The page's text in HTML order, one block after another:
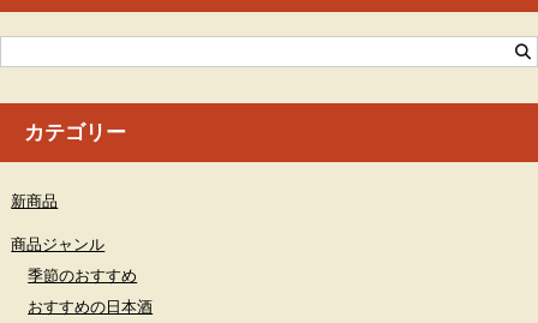
カテゴリー
新商品
商品ジャンル
季節のおすすめ
おすすめの日本酒